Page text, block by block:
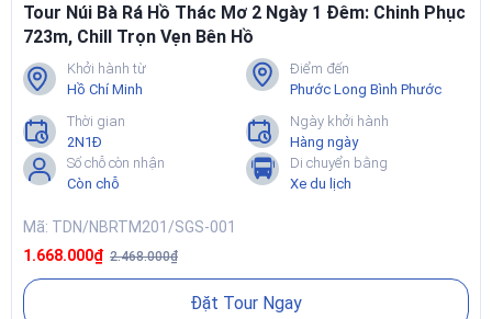
Tour Núi Bà Rá Hồ Thác Mơ 2 Ngày 1 Đêm: Chinh Phục
723m, Chill Trọn Vẹn Bên Hồ
Khởi hành từ
Hồ Chí Minh
Điểm đến
Phước Long Bình Phước
Thời gian
2N1Đ
Ngày khởi hành
Hàng ngày
Số chỗ còn nhận
Còn chỗ
Di chuyển bằng
Xe du lịch
Mã: TDN/NBRTM201/SGS-001
1.668.000₫ 2.468.000₫
Đặt Tour Ngay